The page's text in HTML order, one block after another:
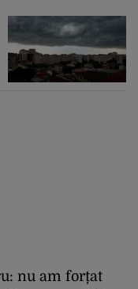
nu am forțat